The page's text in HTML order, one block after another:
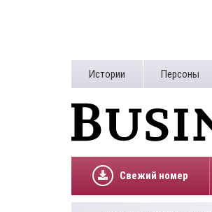
Истории Персоны
Свежий номер